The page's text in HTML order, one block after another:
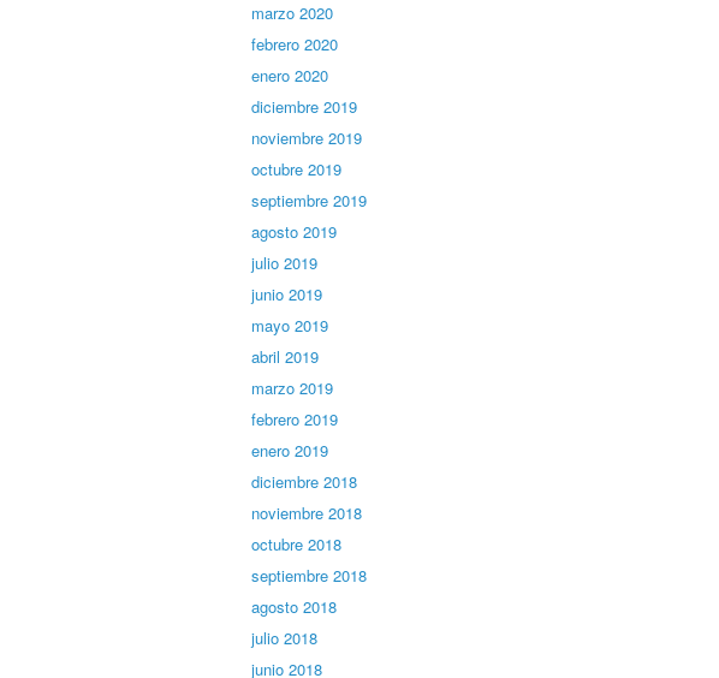
marzo 2020
febrero 2020
enero 2020
diciembre 2019
noviembre 2019
octubre 2019
septiembre 2019
agosto 2019
julio 2019
junio 2019
mayo 2019
abril 2019
marzo 2019
febrero 2019
enero 2019
diciembre 2018
noviembre 2018
octubre 2018
septiembre 2018
agosto 2018
julio 2018
junio 2018